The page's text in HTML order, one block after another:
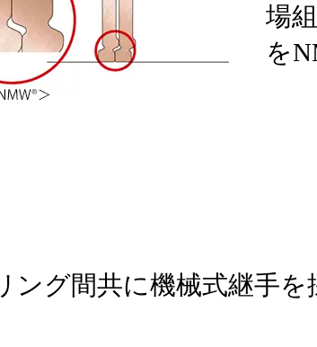
場
を
グ間共に機械式継手